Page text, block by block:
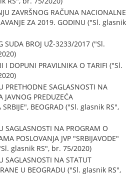
ZAVRŠNOG RAČUNA NACIONALNE
ZA 2019. GODINU ("Sl. glasnik
SUDA BROJ UŽ-3233/2017 ("Sl.
I DOPUNI PRAVILNIKA O TARIFI ("Sl.
PRETHODNE SAGLASNOSTI NA
JAVNOG PREDUZEĆA
SRBIJE", BEOGRAD ("Sl. glasnik RS",
SAGLASNOSTI NA PROGRAM O
POSLOVANJA JVP "SRBIJAVODE"
glasnik RS", br. 75/2020)
SAGLASNOSTI NA STATUT
U BEOGRADU ("Sl. glasnik RS",